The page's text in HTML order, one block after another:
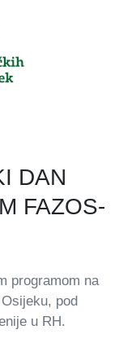
DAN
FAZOS-
programom na
pod
u RH.